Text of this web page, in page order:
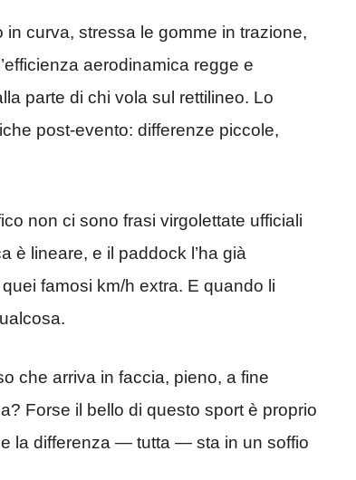
curva, stressa le gomme in trazione,
aerodinamica regge e
parte di chi vola sul rettilineo. Lo
post-evento: differenze piccole,
non ci sono frasi virgolettate ufficiali
è lineare, e il paddock l’ha già
famosi km/h extra. E quando li
che arriva in faccia, pieno, a fine
Forse il bello di questo sport è proprio
la differenza — tutta — sta in un soffio